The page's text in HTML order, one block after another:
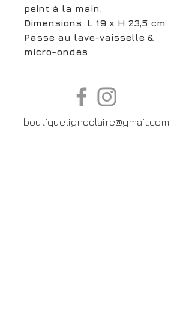
peint à la main.
Dimensions: L 19 x H 23,5 cm
Passe au lave-vaisselle &
micro-ondes.
boutiqueligneclaire@gmail.com